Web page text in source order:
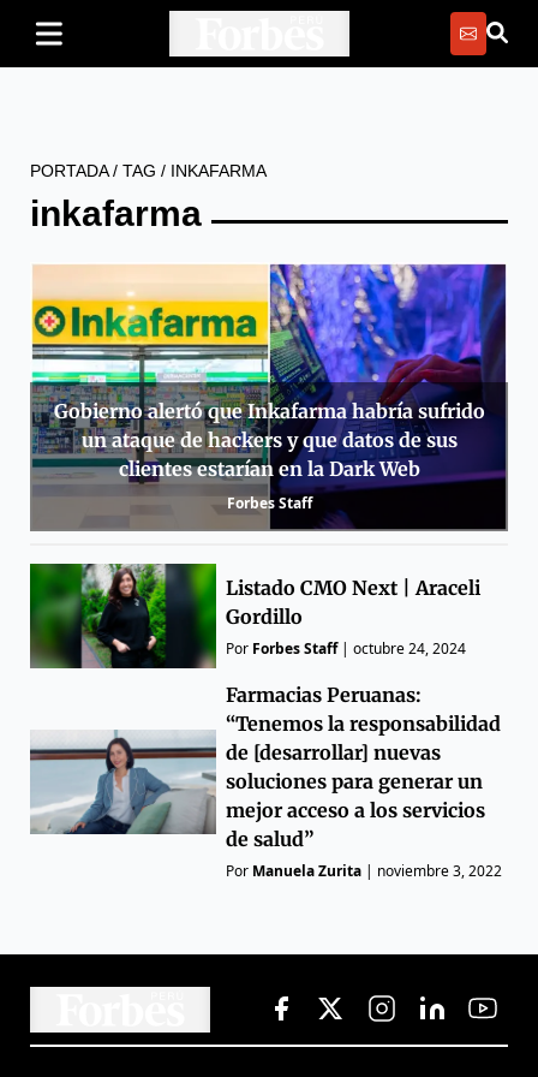
PORTADA/ TAG / INKAFARMA
inkafarma
Gobierno alertó que Inkafarma habría sufrido
un ataque de hackers y que datos de sus
clientes estarían en la Dark Web
Forbes Staff
Listado CMO Next | Araceli
Gordillo
Por Forbes Staff|octubre 24, 2024
Farmacias Peruanas:
“Tenemos la responsabilidad
de [desarrollar] nuevas
soluciones para generar un
mejor acceso a los servicios
de salud”
Por Manuela Zurita | noviembre 3, 2022